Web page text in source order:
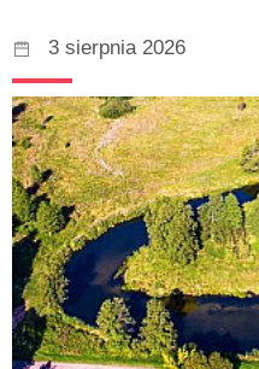
3 sierpnia 2026